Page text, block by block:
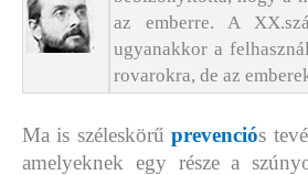
az emberre. A
ugyanakkor a
rovarokra, de az
Ma is széleskörűprevenciós
amelyeknek egy része a